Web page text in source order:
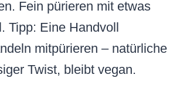
Fein pürieren mit etwas
Tipp: Eine Handvoll
mitpürieren – natürliche
Twist, bleibt vegan.